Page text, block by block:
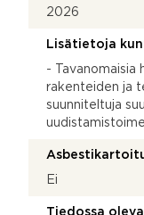
2026
Lisätietoja
- Tavanomaisia
rakenteiden ja
suunniteltuja
Ei
Tiedossa